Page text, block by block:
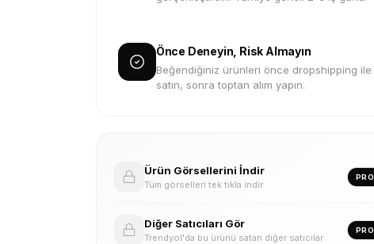
Önce Deneyin, Risk Almayın
Beğendiğiniz ürünleri önce dropshipping ile
satın, sonra toptan alım yapın.
Ürün Görsellerini İndir
Tüm görselleri tek tıkla indir
PRO
Diğer Satıcıları Gör
Trendyol'da bu ürünü satan diğer satıcılar
PRO